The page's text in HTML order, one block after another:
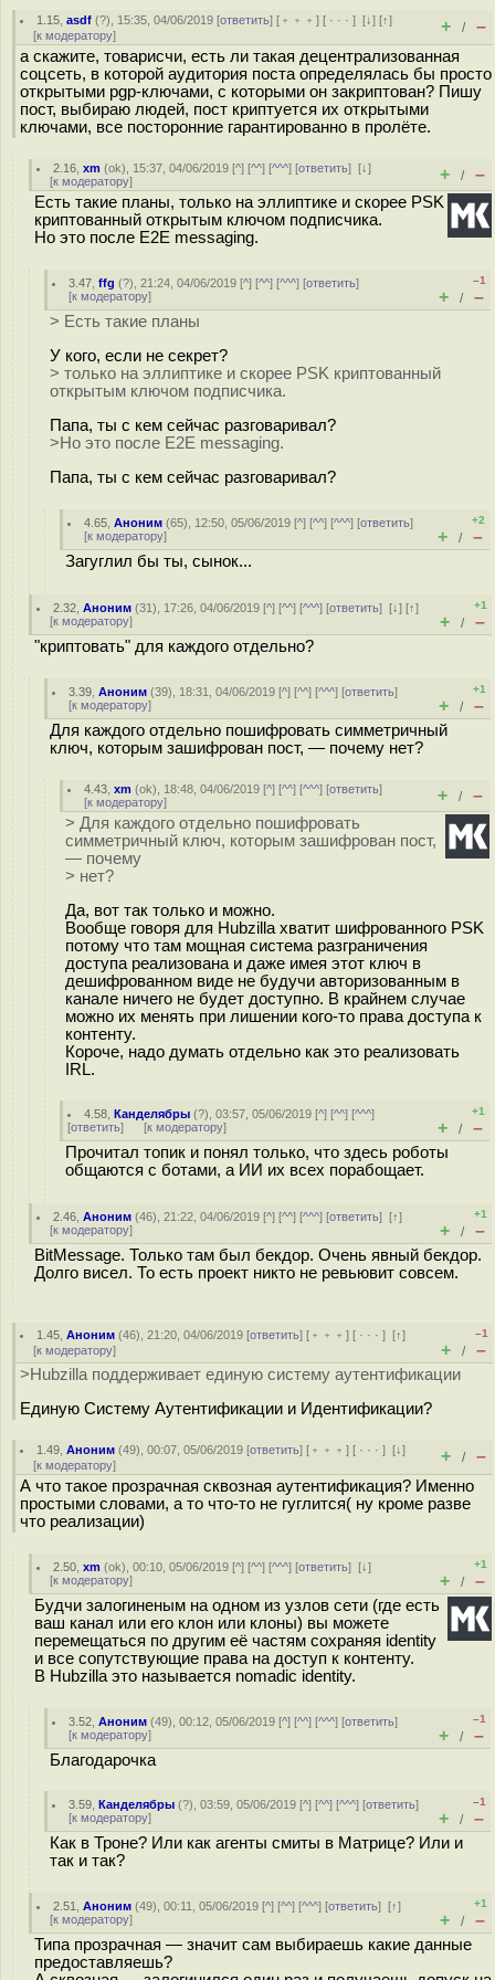
1.15 ,asdf (?), 15:35, 04/06/2019 [ответить] [ ﹢﹢﹢] [ · · ·][↓] [↑]
[к модератору] + / –
а скажите, товарисчи, есть ли такая децентрализованная
соцсеть, в которой аудитория поста определялась бы просто
открытыми pgp-ключами, с которыми он закриптован? Пишу
пост, выбираю людей, пост криптуется их открытыми
ключами, все посторонние гарантированно в пролёте.
2.16 ,xm (ok), 15:37, 04/06/2019 [^] [^^] [^^^] [ответить][↓]
[к модератору] + / –
Есть такие планы, только на эллиптике и скорее PSK
криптованный открытым ключом подписчика.
Но это после E2E messaging.
3.47 ,ffg (?), 21:24, 04/06/2019 [^] [^^] [^^^] [ответить]
[к модератору]
–1
+ / –
> Есть такие планы
У кого, если не секрет?
> только на эллиптике и скорее PSK криптованный
открытым ключом подписчика.
Папа, ты с кем сейчас разговаривал?
>Но это после E2E messaging.
Папа, ты с кем сейчас разговаривал?
4.65 ,Аноним (65), 12:50, 05/06/2019 [^] [^^] [^^^] [ответить]
[к модератору]
+2
+ / –
Загуглил бы ты, сынок...
2.32 ,Аноним (31), 17:26, 04/06/2019 [^] [^^] [^^^] [ответить][↓] [↑]
[к модератору]
+1
+ / –
"криптовать" для каждого отдельно?
3.39 ,Аноним (39), 18:31, 04/06/2019 [^] [^^] [^^^] [ответить]
[к модератору]
+1
+ / –
Для каждого отдельно пошифровать симметричный
ключ, которым зашифрован пост, — почему нет?
4.43 ,xm (ok), 18:48, 04/06/2019 [^] [^^] [^^^] [ответить]
[к модератору] + / –
> Для каждого отдельно пошифровать
симметричный ключ, которым зашифрован пост,
— почему
> нет?
Да, вот так только и можно.
Вообще говоря для Hubzilla хватит шифрованного PSK
потому что там мощная система разграничения
доступа реализована и даже имея этот ключ в
дешифрованном виде не будучи авторизованным в
канале ничего не будет доступно. В крайнем случае
можно их менять при лишении кого-то права доступа к
контенту.
Короче, надо думать отдельно как это реализовать
IRL.
4.58 ,Канделябры (?), 03:57, 05/06/2019 [^] [^^] [^^^]
[ответить] [к модератору]
+1
+ / –
Прочитал топик и понял только, что здесь роботы
общаются с ботами, а ИИ их всех порабощает.
2.46 ,Аноним (46), 21:22, 04/06/2019 [^] [^^] [^^^] [ответить][↑]
[к модератору]
+1
+ / –
BitMessage. Только там был бекдор. Очень явный бекдор.
Долго висел. То есть проект никто не ревьювит совсем.
1.45 ,Аноним (46), 21:20, 04/06/2019 [ответить] [ ﹢﹢﹢] [ · · ·][↑]
[к модератору]
–1
+ / –
>Hubzilla поддерживает единую систему аутентификации
Единую Систему Аутентификации и Идентификации?
1.49 ,Аноним (49), 00:07, 05/06/2019 [ответить] [ ﹢﹢﹢] [ · · ·][↓]
[к модератору] + / –
А что такое прозрачная сквозная аутентификация? Именно
простыми словами, а то что-то не гуглится( ну кроме разве
что реализации)
2.50 ,xm (ok), 00:10, 05/06/2019 [^] [^^] [^^^] [ответить][↓]
[к модератору]
+1
+ / –
Будчи залогиненым на одном из узлов сети (где есть
ваш канал или его клон или клоны) вы можете
перемещаться по другим её частям сохраняя identity
и все сопутствующие права на доступ к контенту.
В Hubzilla это называется nomadic identity.
3.52 ,Аноним (49), 00:12, 05/06/2019 [^] [^^] [^^^] [ответить]
[к модератору]
–1
+ / –
Благодарочка
3.59 ,Канделябры (?), 03:59, 05/06/2019 [^] [^^] [^^^] [ответить]
[к модератору]
–1
+ / –
Как в Троне? Или как агенты смиты в Матрице? Или и
так и так?
2.51 ,Аноним (49), 00:11, 05/06/2019 [^] [^^] [^^^] [ответить][↑]
[к модератору]
+1
+ / –
Типа прозрачная — значит сам выбираешь какие данные
предоставляешь?